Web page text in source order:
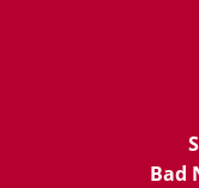
Bad